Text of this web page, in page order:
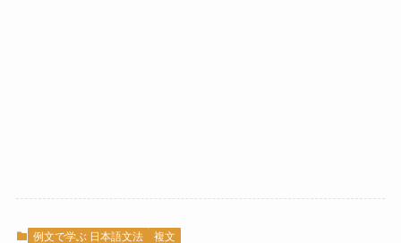
例文で学ぶ 日本語文法 複文